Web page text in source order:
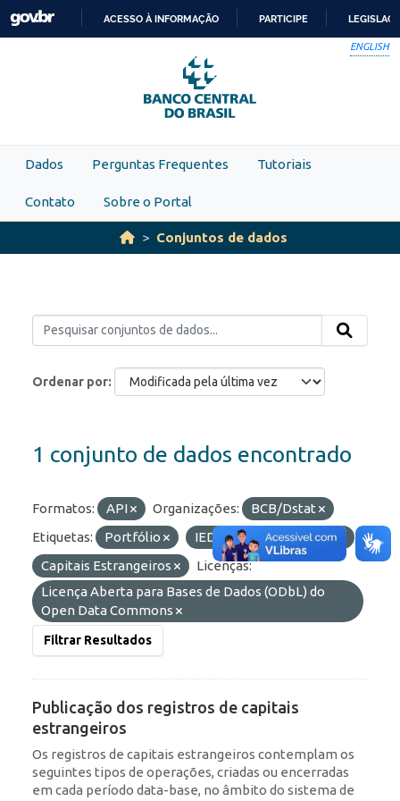
Skip to main content
PARA
O
CONTEÚDO
ACESSO À INFORMAÇÃO PARTICIPE
ENGLISH
Dados Perguntas Frequentes Tutoriais
Contato Sobre o Portal
Conjuntos de dados
Ordenar por
1 conjunto de dados encontrado
Formatos: API Organizações:
BCB/Dstat
Etiquetas:
Portfólio IED RDE
ROF
Capitais Estrangeiros
Licenças:
Licença Aberta para Bases de Dados (ODbL) do
Open Data Commons
Filtrar Resultados
Publicação dos registros de capitais
estrangeiros
Os registros de capitais estrangeiros contemplam os
seguintes tipos de operações, criadas ou encerradas
em cada período data-base, no âmbito do sistema de